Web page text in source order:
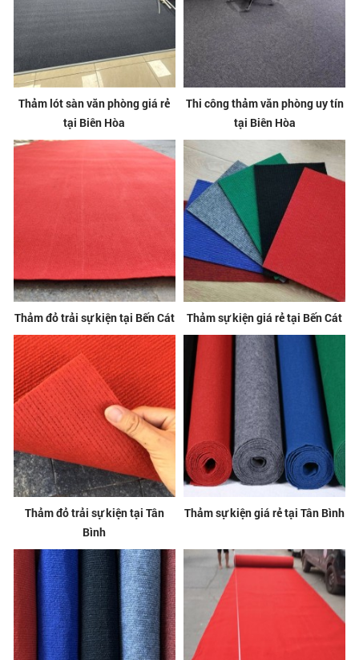
Thảm lót sàn văn phòng giá rẻ
tại Biên Hòa
Thi công thảm văn phòng uy tín
tại Biên Hòa
Thảm đỏ trải sự kiện tại Bến Cát Thảm sự kiện giá rẻ tại Bến Cát
Thảm đỏ trải sự kiện tại Tân
Bình
Thảm sự kiện giá rẻ tại Tân Bình